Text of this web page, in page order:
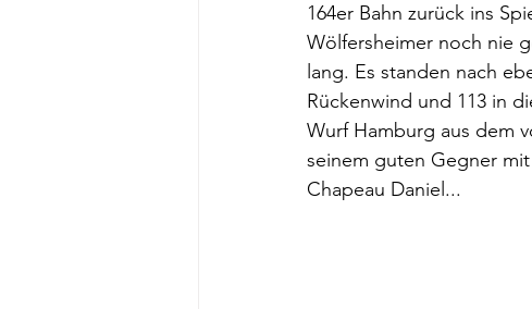
164er Bahn zurück ins
Wölfersheimer noch nie
lang. Es standen nach
Rückenwind und 113 in
Wurf Hamburg aus dem
seinem guten Gegner
Chapeau Daniel...